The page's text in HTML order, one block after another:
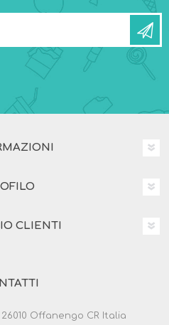
CLIENTI
Offanengo CR Italia